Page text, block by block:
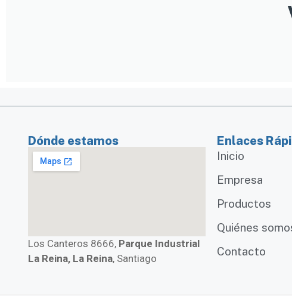
Dónde estamos
Los Canteros 8666, Parque Industrial
La Reina, La Reina, Santiago
Enlaces
Inicio
Empresa
Productos
Quiénes
Contacto